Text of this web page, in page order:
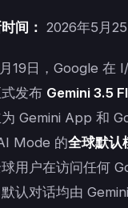
间： 2026年5月25
19日，Google 在
发布 Gemini 3.5
Gemini App 和
Mode 的全球默认
用户在访问任何
认对话均由